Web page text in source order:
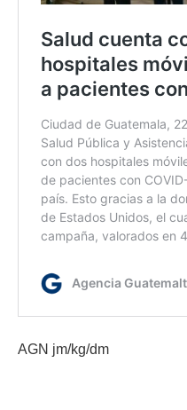
AGN jm/kg/dm